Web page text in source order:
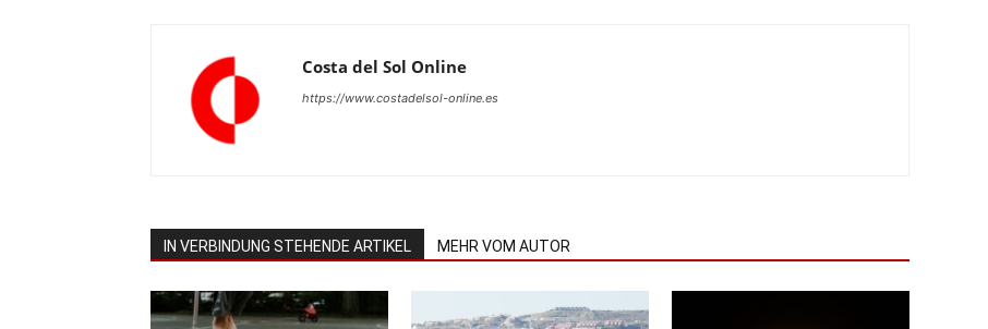
Costa del Sol Online
https://www.costadelsol-online.es
IN VERBINDUNG STEHENDE ARTIKEL MEHR VOM AUTOR